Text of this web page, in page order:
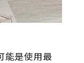
能是使用最